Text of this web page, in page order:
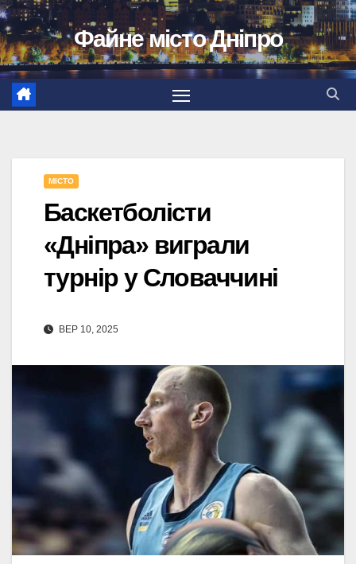
Перейти
до
вмісту
Файне місто Дніпро
МІСТО
Баскетболісти
«Дніпра» виграли
турнір у Словаччині
ВЕР 10, 2025